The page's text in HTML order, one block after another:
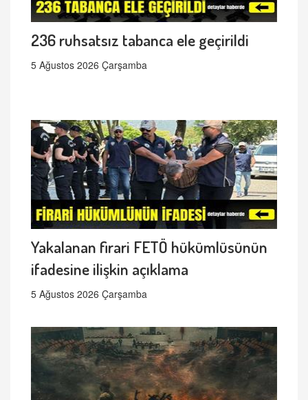
236 ruhsatsız tabanca ele geçirildi
5 Ağustos 2026 Çarşamba
Yakalanan firari FETÖ hükümlüsünün
ifadesine ilişkin açıklama
5 Ağustos 2026 Çarşamba